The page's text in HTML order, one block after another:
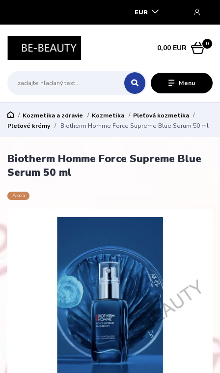
Menu
EUR
0
0,00 EUR
Kozmetika a zdravie Kozmetika
Pleťová kozmetika
Pleťové krémy
Biotherm Homme Force Supreme Blue Serum 50 ml
Biotherm Homme Force Supreme Blue
Serum 50 ml
Akcia